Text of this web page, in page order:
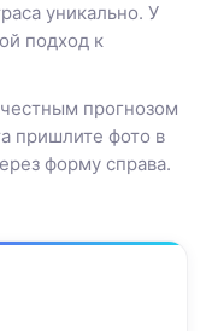
уникально. У
подход к
прогнозом
пришлите фото в
форму справа.